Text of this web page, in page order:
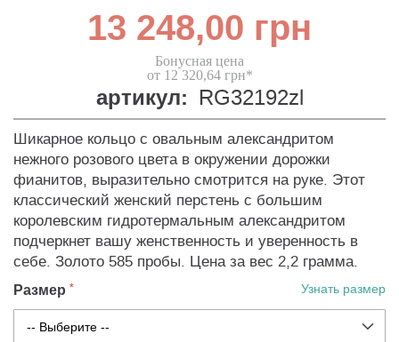
13 248,00 грн
Бонусная цена
от 12 320,64 грн*
артикул: RG32192zl
Шикарное кольцо с овальным александритом
нежного розового цвета в окружении дорожки
фианитов, выразительно смотрится на руке. Этот
классический женский перстень с большим
королевским гидротермальным александритом
подчеркнет вашу женственность и уверенность в
себе. Золото 585 пробы. Цена за вес 2,2 грамма.
Размер Узнать размер